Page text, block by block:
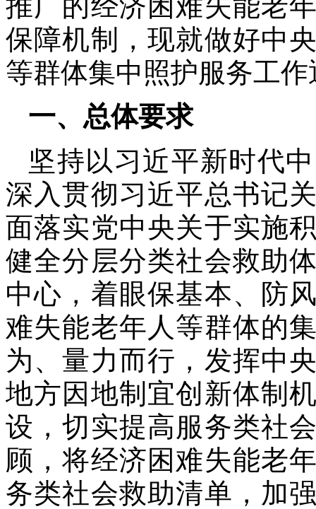
保障机制，现就做好中
等群体集中照护服务工
一、总体要求
坚持以习近平新时代
深入贯彻习近平总书记
面落实党中央关于实施
健全分层分类社会救助
中心，着眼保基本、防
难失能老年人等群体的
为、量力而行，发挥中
地方因地制宜创新体制
设，切实提高服务类社
顾，将经济困难失能老
务类社会救助清单，加